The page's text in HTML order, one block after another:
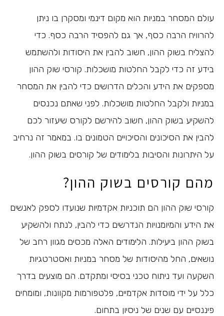
עולם המסחר במניות הוא מקום דינמי ומסקרן בו ניתן
להרוויח הרבה כסף, אך גם להפסיד הרבה כסף. כדי
להצליח בשוק ההון, חשוב להבין את היסודות ולהשתמש
בידע זה כדי לקבל החלטות מושכלות. קורסי שוק ההון
מספקים את הידע והכלים הדרושים כדי להבין את המסחר
במניות ולקבל החלטות מושכלות. לפני שאתם נכנסים
להשקיע בשוק ההון, חשוב להירשם לקורס שיעזור לכם
להבין את הסיכונים והסיכויים הטמונים בו. במאמר זה נרחיב
על היתרונות והסיבות בלימודים של קורסים בשוק ההון.
מהם קורסים בשוק ההון?
קורסי שוק ההון הם תוכניות אקדמיות שנועדו לספק לאנשים
את הידע והמיומנויות הנדרשים כדי להבין, לנתח ולהשקיע
בשוק ההון ביעילות.הלימודים האלהמכסים מגוון רחב של
נושאים, החל מהיסודות של מסחר במניות ואסטרטגיות
השקעה ועד ניתוח טכני בסיסי ומתקדם. הם מוצעים בדרך
כלל על ידי מוסדות אקדמיים, פלטפורמות מקוונות, ומומחים
פיננסיים עם שנים של ניסיון בתחום.